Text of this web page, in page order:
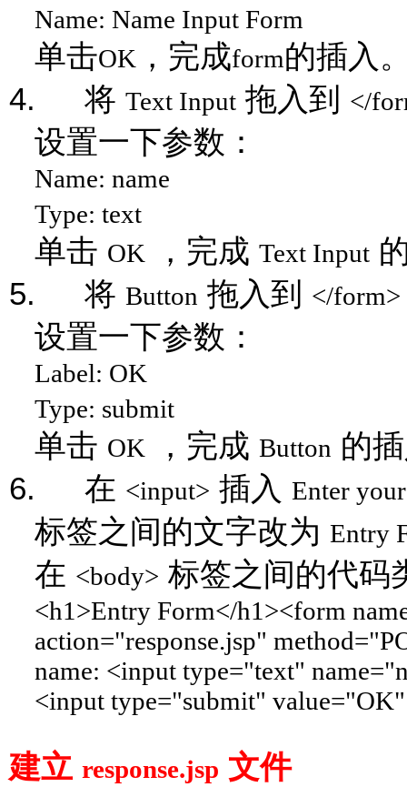
Name: Name Input Form
单击OK ，完成form的插入
4.
将 Text Input 拖入到 </
设置一下参数：
Name: name
Type: text
单击 OK ，完成 Text Input
5.
将 Button 拖入到 </form>
设置一下参数：
Label: OK
Type: submit
单击 OK ，完成 Button 的
6.
在 <input> 插入 Enter
标签之间的文字改为 Entry
在 <body> 标签之间的代码
<h1>Entry Form</h1><form
action="response.jsp"
name: <input type="text"
<input type="submit"
建立 response.jsp 文件